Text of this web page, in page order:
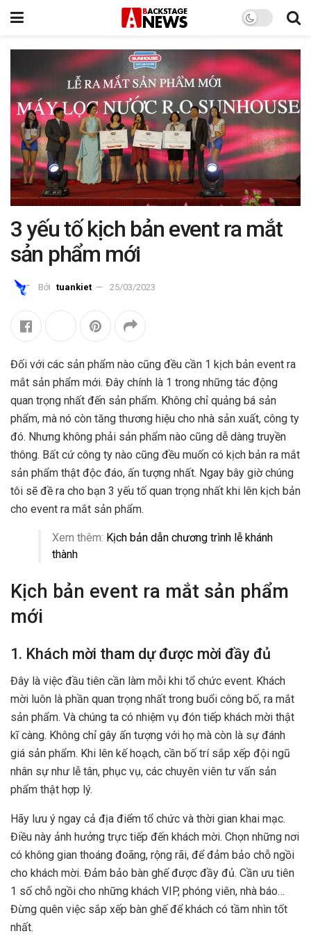
3 yếu tố kịch bản event ra mắt
sản phẩm mới
Bởi tuankiet 25/03/2023
Đối với các sản phẩm nào cũng đều cần 1 kịch bản event ra
mắt sản phẩm mới. Đây chính là 1 trong những tác động
quan trọng nhất đến sản phẩm. Không chỉ quảng bá sản
phẩm, mà nó còn tăng thương hiệu cho nhà sản xuất, công ty
đó. Nhưng không phải sản phẩm nào cũng dễ dàng truyền
thông. Bất cứ công ty nào cũng đều muốn có kịch bản ra mắt
sản phẩm thật độc đáo, ấn tượng nhất. Ngay bây giờ chúng
tôi sẽ đề ra cho bạn 3 yếu tố quan trọng nhất khi lên kịch bản
cho event ra mắt sản phẩm.
Xem thêm: Kịch bản dẫn chương trình lễ khánh
thành
Kịch bản event ra mắt sản phẩm
mới
1. Khách mời tham dự được mời đầy đủ
Đây là việc đầu tiên cần làm mỗi khi tổ chức event. Khách
mời luôn là phần quan trọng nhất trong buổi công bố, ra mắt
sản phẩm. Và chúng ta có nhiệm vụ đón tiếp khách mời thật
kĩ càng. Không chỉ gây ấn tượng với họ mà còn là sự đánh
giá sản phẩm. Khi lên kế hoạch, cần bố trí sắp xếp đội ngũ
nhân sự như lễ tân, phục vụ, các chuyên viên tư vấn sản
phẩm thật hợp lý.
Hãy lưu ý ngay cả địa điểm tổ chức và thời gian khai mạc.
Điều này ảnh hưởng trực tiếp đến khách mời. Chọn những nơi
có không gian thoáng đoãng, rộng rãi, để đảm bảo chỗ ngồi
cho khách mời. Đảm bảo bàn ghế được đầy đủ. Cần ưu tiên
1 số chỗ ngồi cho những khách VIP, phóng viên, nhà báo…
Đừng quên việc sắp xếp bàn ghế để khách có tầm nhìn tốt
nhất.